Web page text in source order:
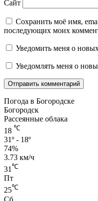
Сайт
Сохранить моё имя,
последующих моих
Уведомить меня о
Уведомлять меня о
Погода в Богородске
Богородск
Рассеянные облака
18 ℃
31º - 18º
74%
3.73 км/ч
31℃
Пт
25℃
Сб